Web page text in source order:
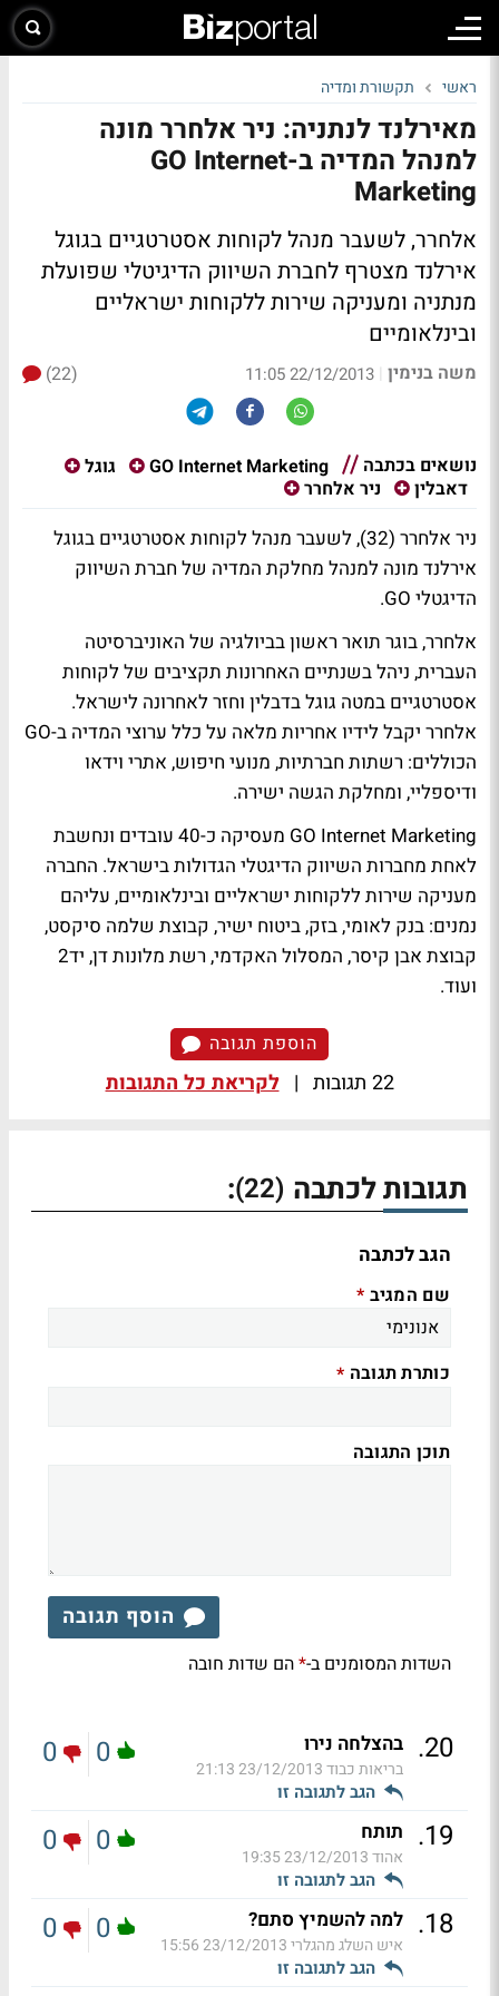
ראשי תקשורת ומדיה
מאירלנד לנתניה: ניר אלחרר מונה
למנהל המדיה ב-GO Internet
Marketing
אלחרר, לשעבר מנהל לקוחות אסטרטגיים בגוגל
אירלנד מצטרף לחברת השיווק הדיגיטלי שפועלת
מנתניה ומעניקה שירות ללקוחות ישראליים
ובינלאומיים
משה בנימין |
22/12/2013 11:05
(22)
נושאים בכתבה GO Internet Marketing
גוגל
דאבלין
ניר אלחרר
ניר אלחרר (32), לשעבר מנהל לקוחות אסטרטגיים ב
גוגל
אירלנד מונה למנהל מחלקת המדיה של חברת השיווק
הדיגטלי GO
.
אלחרר, בוגר תואר ראשון בביולגיה של האוניברסיטה
העברית, ניהל בשנתיים האחרונות תקציבים של לקוחות
אסטרטגיים במטה גוגל בדבלין וחזר לאחרונה לישראל.
אלחרר יקבל לידיו אחריות מלאה על כלל ערוצי המדיה ב-GO
הכוללים: רשתות חברתיות, מנועי חיפוש, אתרי וידאו
ודיספליי, ומחלקת הגשה ישירה.
GO Internet Marketing מעסיקה כ-40 עובדים ונחשבת
לאחת מחברות השיווק הדיגטלי הגדולות בישראל. החברה
מעניקה שירות ללקוחות ישראליים ובינלאומיים, עליהם
נמנים: בנק לאומי, בזק, ביטוח ישיר, קבוצת שלמה סיקסט,
קבוצת אבן קיסר, המסלול האקדמי, רשת מלונות דן, יד2
ועוד.
הוספת תגובה
22 תגובות | לקריאת כל התגובות
תגובות לכתבה (22)
:
הגב לכתבה
שם המגיב *
כותרת תגובה *
תוכן התגובה
הוסף תגובה
השדות המסומנים ב-*הם שדות חובה
20
. בהצלחה נירו
בריאות כבוד23/12/2013 21:13
הגב לתגובה זו
0
0
19
. תותח
אהוד23/12/2013 19:35
הגב לתגובה זו
0
0
18
. למה להשמיץ סתם?
איש השלג מהגלרי23/12/2013 15:56
הגב לתגובה זו
0
0